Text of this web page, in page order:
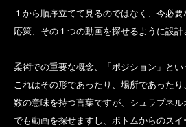
１から順序立てて見るのではなく、今必
応策、その１つの動画を探せるように設計
柔術での重要な概念、「ポジション」とい
これはその形であったり、場所であった
数の意味を持つ言葉ですが、シュラプネ
でも動画を探せますし、ボトムからのス